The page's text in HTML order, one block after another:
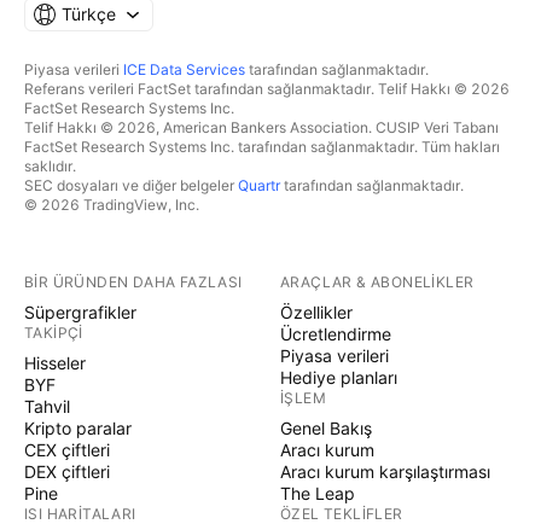
Türkçe
Piyasa verileri ICE Data Services tarafından sağlanmaktadır.
Referans verileri FactSet tarafından sağlanmaktadır. Telif Hakkı © 2026
FactSet Research Systems Inc.
Telif Hakkı © 2026, American Bankers Association. CUSIP Veri Tabanı
FactSet Research Systems Inc. tarafından sağlanmaktadır. Tüm hakları
saklıdır.
SEC dosyaları ve diğer belgeler Quartrtarafından sağlanmaktadır.
© 2026 TradingView, Inc.
BIR ÜRÜNDEN DAHA FAZLASI
Süpergrafikler
TAKIPÇI
Hisseler
BYF
Tahvil
Kripto paralar
CEX çiftleri
DEX çiftleri
Pine
ISI HARITALARI
ARAÇLAR & ABONELIKLER
Özellikler
Ücretlendirme
Piyasa verileri
Hediye planları
İŞLEM
Genel Bakış
Aracı kurum
Aracı kurum karşılaştırması
The Leap
ÖZEL TEKLIFLER